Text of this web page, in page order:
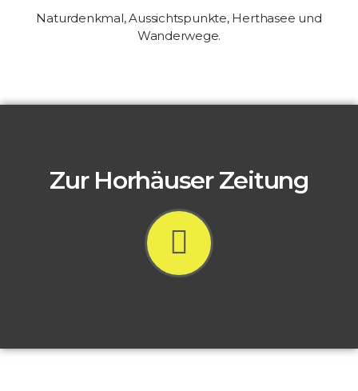
Naturdenkmal, Aussichtspunkte, Herthasee und
Wanderwege.
Zur Horhäuser Zeitung